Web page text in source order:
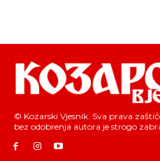
© Kozarski Vjesnik. Sva prava
bez odobrenja autora je strogo